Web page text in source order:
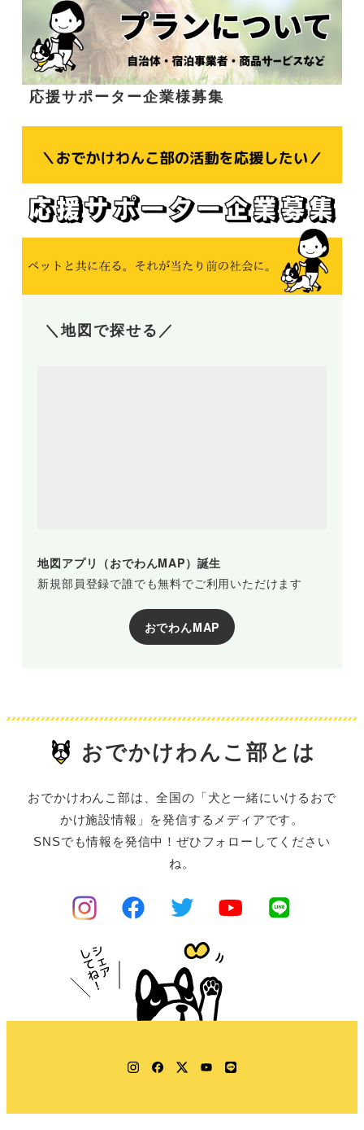
応援サポーター企業様募集
＼地図で探せる／
地図アプリ（おでわんMAP）誕生
新規部員登録で誰でも無料でご利用いただけます
おでわんMAP
おでかけわんこ部とは
おでかけわんこ部は、全国の「犬と一緒にいけるおで
かけ施設情報」を発信するメディアです。
SNSでも情報を発信中！ぜひフォローしてください
ね。
Instagram
Facebook
TwitterYouTube
LINE